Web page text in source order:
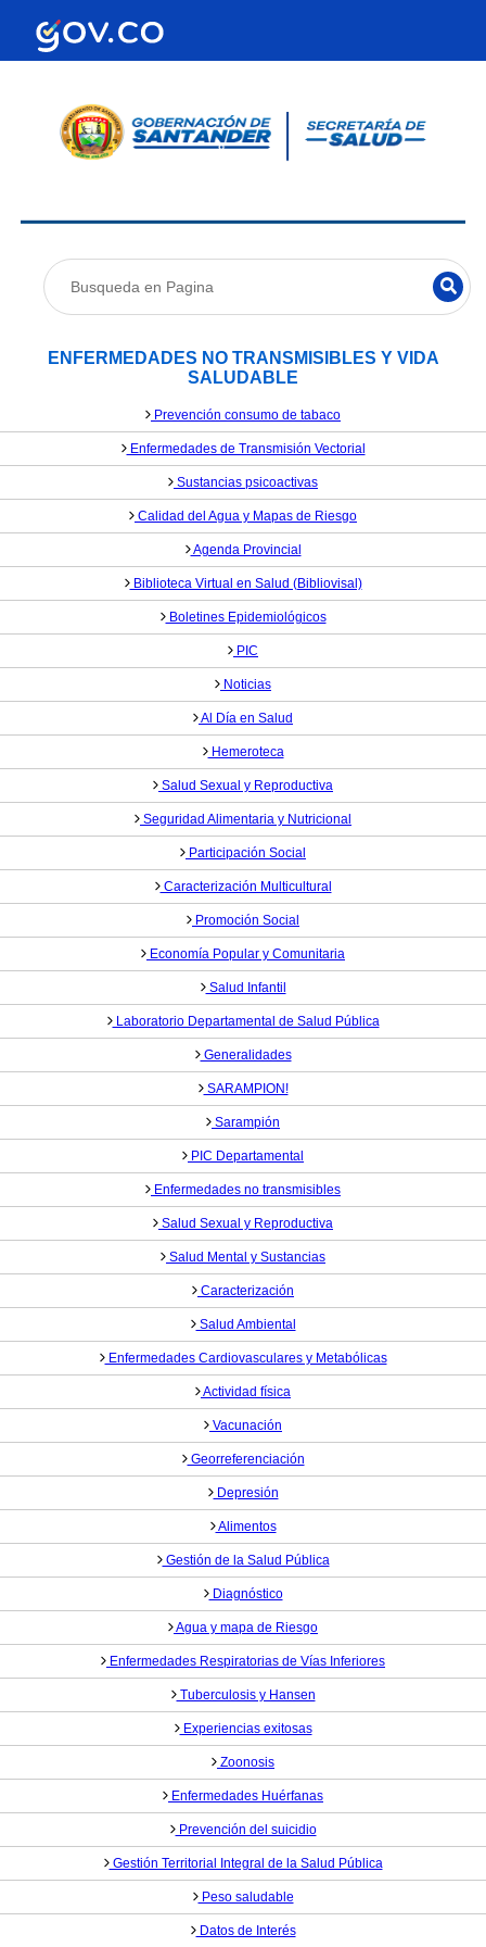
ENFERMEDADES NO TRANSMISIBLES Y VIDA
SALUDABLE
Prevención consumo de tabaco
Enfermedades de Transmisión Vectorial
Sustancias psicoactivas
Calidad del Agua y Mapas de Riesgo
Agenda Provincial
Biblioteca Virtual en Salud (Bibliovisal)
Boletines Epidemiológicos
PIC
Noticias
Al Día en Salud
Hemeroteca
Salud Sexual y Reproductiva
Seguridad Alimentaria y Nutricional
Participación Social
Caracterización Multicultural
Promoción Social
Economía Popular y Comunitaria
Salud Infantil
Laboratorio Departamental de Salud Pública
Generalidades
SARAMPION!
Sarampión
PIC Departamental
Enfermedades no transmisibles
Salud Sexual y Reproductiva
Salud Mental y Sustancias
Caracterización
Salud Ambiental
Enfermedades Cardiovasculares y Metabólicas
Actividad física
Vacunación
Georreferenciación
Depresión
Alimentos
Gestión de la Salud Pública
Diagnóstico
Agua y mapa de Riesgo
Enfermedades Respiratorias de Vías Inferiores
Tuberculosis y Hansen
Experiencias exitosas
Zoonosis
Enfermedades Huérfanas
Prevención del suicidio
Gestión Territorial Integral de la Salud Pública
Peso saludable
Datos de Interés